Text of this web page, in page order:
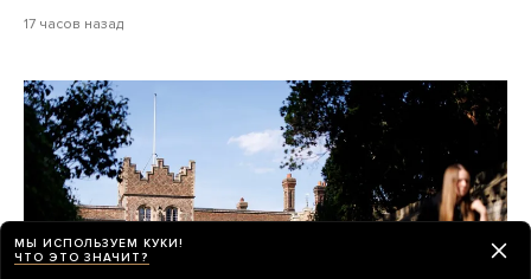
17 часов назад
МЫ ИСПОЛЬЗУЕМ КУКИ!
ЧТО ЭТО ЗНАЧИТ?